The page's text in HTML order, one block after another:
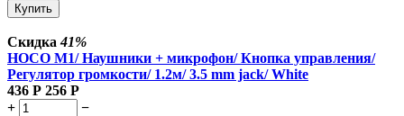
Купить
Скидка41%
HOCO M1/ Наушники + микрофон/ Кнопка управления/
Регулятор громкости/ 1.2м/ 3.5 mm jack/ White
436 Р 256 Р
+
−